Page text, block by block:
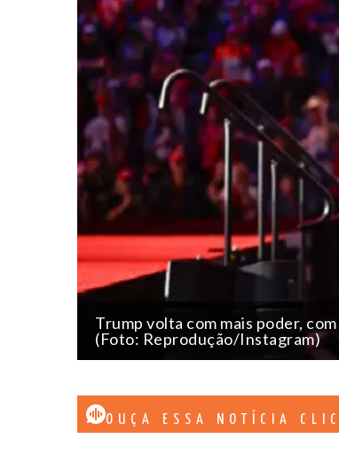
Trump volta com mais poder,
(Foto: Reprodução/Instagram)
OUÇA ESSA NOTÍCIA